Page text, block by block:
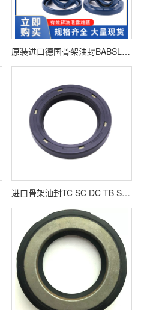
原装进口德国骨架油封BABSL0.5高压油泵液压耐用马达密封防水
进口骨架油封TC SC DC TB SB DKB GA VCW TCN TCV VC VB VG 型号齐全